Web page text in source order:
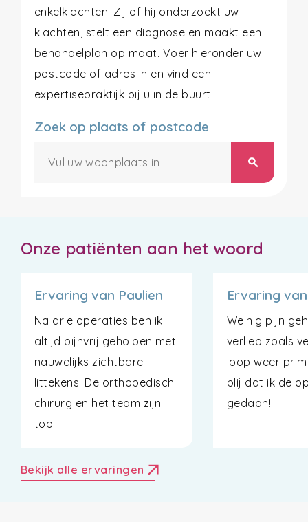
enkelklachten. Zij of hij onderzoekt uw
klachten, stelt een diagnose en maakt een
behandelplan op maat. Voer hieronder uw
postcode of adres in en vind een
expertisepraktijk bij u in de buurt.
Zoek op plaats of postcode
search
Onze patiënten aan het woord
Ervaring van Paulien
Na drie operaties ben ik
altijd pijnvrij geholpen met
nauwelijks zichtbare
littekens. De orthopedisch
chirurg en het team zijn
top!
Ervaring
Weinig pijn
verliep zoals
loop weer
blij dat ik de
gedaan!
Bekijk alle ervaringen arrow_outward